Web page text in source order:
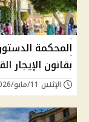
بقانون الإيجار
الإثنين 11/مايو/2026 - 09:30 م